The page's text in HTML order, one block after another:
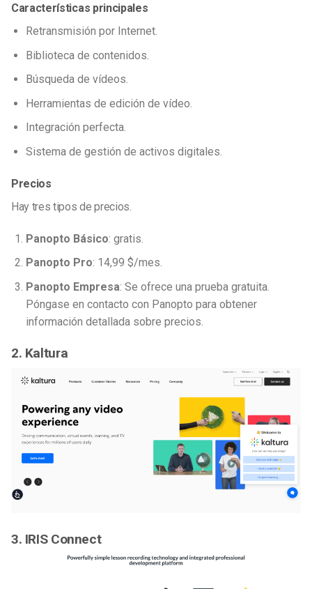
Características principales
Retransmisión por Internet.
Biblioteca de contenidos.
Búsqueda de vídeos.
Herramientas de edición de vídeo.
Integración perfecta.
Sistema de gestión de activos digitales.
Precios
Hay tres tipos de precios.
Panopto Básico: gratis.
Panopto Pro: 14,99 $/mes.
Panopto Empresa: Se ofrece una prueba gratuita.
Póngase en contacto con Panopto para obtener
información detallada sobre precios.
2. Kaltura
3. IRIS Connect